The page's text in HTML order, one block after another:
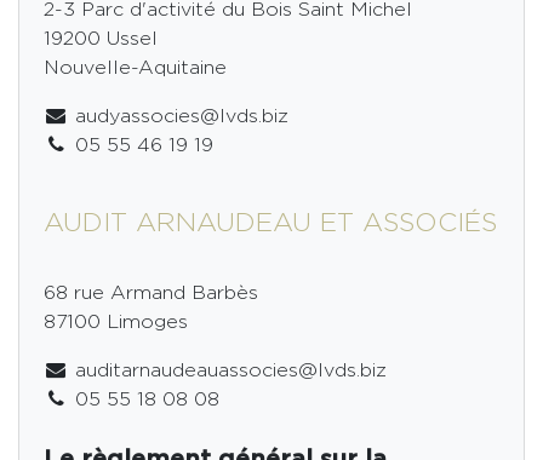
2-3 Parc d'activité du Bois Saint Michel
19200 Ussel
Nouvelle-Aquitaine
audyassocies@lvds.biz
05 55 46 19 19
AUDIT ARNAUDEAU ET ASSOCIÉS
68 rue Armand Barbès
87100 Limoges
auditarnaudeauassocies@lvds.biz
05 55 18 08 08